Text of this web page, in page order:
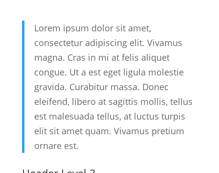
Lorem ipsum dolor sit amet,
consectetur adipiscing elit. Vivamus
magna. Cras in mi at felis aliquet
congue. Ut a est eget ligula molestie
gravida. Curabitur massa. Donec
eleifend, libero at sagittis mollis, tellus
est malesuada tellus, at luctus turpis
elit sit amet quam. Vivamus pretium
ornare est.